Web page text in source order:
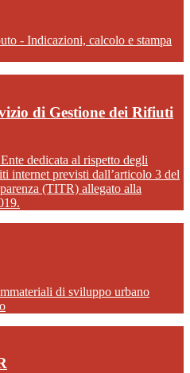
- Indicazioni, calcolo e stampa
di Gestione dei Rifiuti
dedicata al rispetto degli
internet previsti dall’articolo 3 del
(TITR) allegato alla
di sviluppo urbano